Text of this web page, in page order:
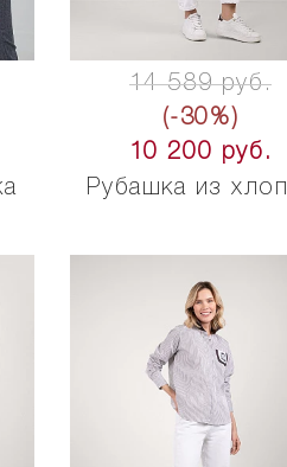
14 589 руб.
(-30%)
10 200 руб.
Рубашка из